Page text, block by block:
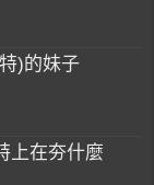
)的妹子
上在夯什麼